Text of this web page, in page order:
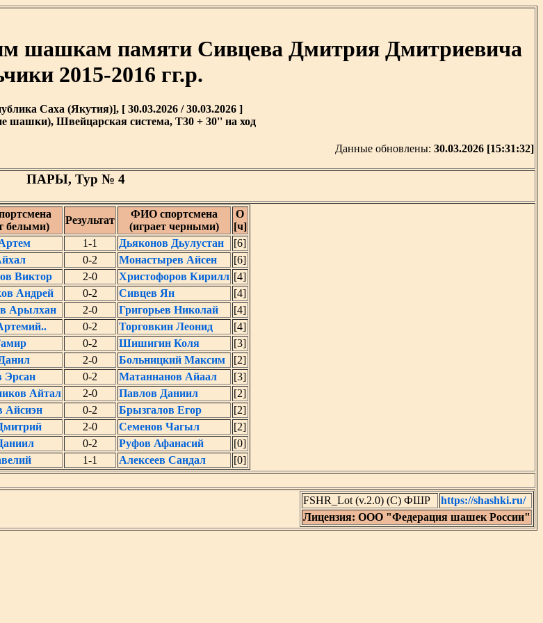
шашкам памяти Сивцева Дмитрия Дмитриевича
2015-2016 гг.р.
Саха (Якутия)], [ 30.03.2026 / 30.03.2026 ]
шашки), Швейцарская система, T30 + 30'' на ход
Данные обновлены: 30.03.2026 [15:31:32]
ПАРЫ, Тур № 4
белыми)
Результат
ФИО спортсмена
(играет черными)
О
[ч]
1-1 Дьяконов Дьулустан
[6]
0-2 Монастырев Айсен
[6]
Виктор 2-0 Христофоров Кирилл [4]
Андрей 0-2 Сивцев Ян
[4]
Арылхан 2-0 Григорьев Николай
[4]
0-2 Торговкин Леонид
[4]
0-2 Шишигин Коля
[3]
2-0 Больницкий Максим
[2]
Эрсан 0-2 Матаннанов Айаал
[3]
Айтал 2-0 Павлов Даниил
[2]
Айсиэн 0-2 Брызгалов Егор
[2]
2-0 Семенов Чагыл
[2]
0-2 Руфов Афанасий
[0]
1-1 Алексеев Сандал
[0]
FSHR_Lot (v.2.0) (C) ФШР
https://shashki.ru/
Лицензия: ООО "Федерация шашек России"